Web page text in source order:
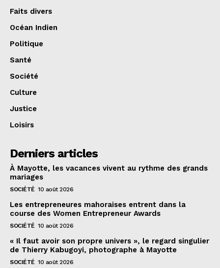
Faits divers
Océan Indien
Politique
Santé
Société
Culture
Justice
Loisirs
Derniers articles
À Mayotte, les vacances vivent au rythme des grands
mariages
SOCIÉTÉ 10 août 2026
Les entrepreneures mahoraises entrent dans la
course des Women Entrepreneur Awards
SOCIÉTÉ 10 août 2026
« Il faut avoir son propre univers », le regard singulier
de Thierry Kabugoyi, photographe à Mayotte
SOCIÉTÉ 10 août 2026